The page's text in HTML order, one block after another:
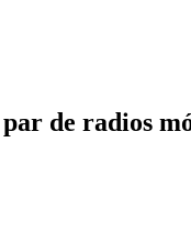
de radios